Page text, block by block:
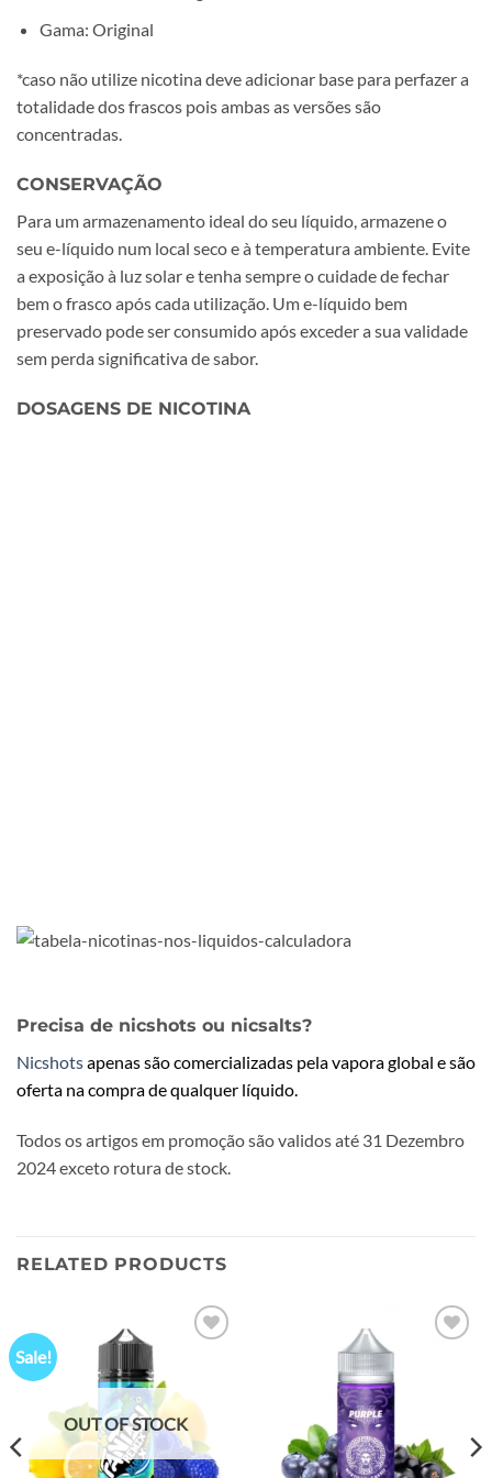
Gama: Original
*caso não utilize nicotina deve adicionar base para perfazer a
totalidade dos frascos pois ambas as versões são
concentradas.
CONSERVAÇÃO
Para um armazenamento ideal do seu líquido, armazene o
seu e-líquido num local seco e à temperatura ambiente. Evite
a exposição à luz solar e tenha sempre o cuidade de fechar
bem o frasco após cada utilização. Um e-líquido bem
preservado pode ser consumido após exceder a sua validade
sem perda significativa de sabor.
DOSAGENS DE NICOTINA
Precisa de nicshots ou nicsalts?
Nicshotsapenas são comercializadas pela vapora global e são
oferta na compra de qualquer líquido.
Todos os artigos em promoção são validos até 31 Dezembro
2024 exceto rotura de stock.
RELATED PRODUCTS
Sale!
OUT OF STOCK